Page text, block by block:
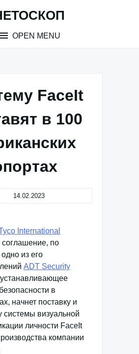
OPEN MENU
FaceIt
в 100
14.02.2023
International
соглашение, по
из его
ADT Security
в
начнет поставку и
системы визуальной
личности FaceIt
компании